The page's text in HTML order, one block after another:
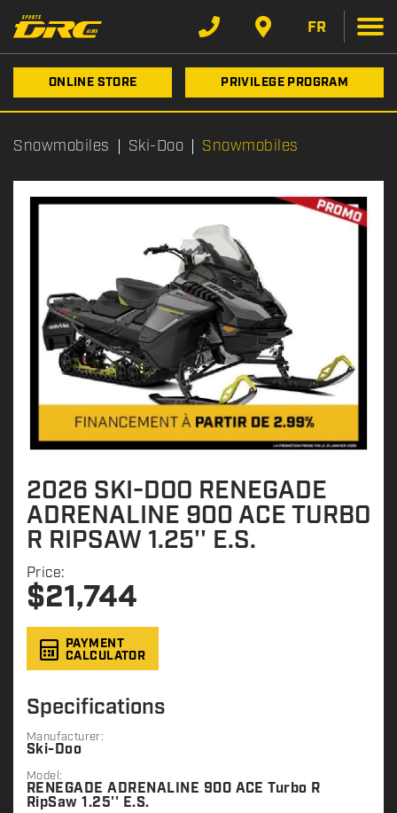
FR
ONLINE STORE PRIVILEGE PROGRAM
Snowmobiles Ski-Doo Snowmobiles
2026 SKI-DOO RENEGADE
ADRENALINE 900 ACE TURBO
R RIPSAW 1.25'' E.S.
Price:
$21,744
PAYMENT
CALCULATOR
Specifications
Manufacturer:
Ski-Doo
Model:
RENEGADE ADRENALINE 900 ACE Turbo R
RipSaw 1.25'' E.S.